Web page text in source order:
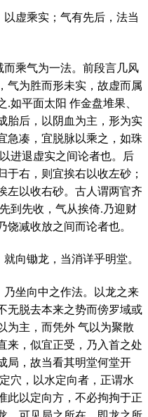
虚乘实；气有先后，法当
乘气为一法。前段言几风
气为胜而形未实，故虚而属
如平面太阳 作金盘堆果、
胎后，以阴血为主，形为实
急凑，宜脱脉以乘之，如珠
进退虚实之间论者也。后
右，则宜挨右以收左砂；
左以收右砂。古人谓两官齐
到先收，气从挨倚.乃迎财
减收放之间而论者也。
向锄龙，当消详乎明堂。
坐向中之作法。以龙之来
无脱去本来之势而傍罗域或
为主，而凭外 气以为聚散
来，似宜正受，乃入首之处
局，故当看其明堂何堂开
穴，以水定向者，正谓水
此以定向方，不必拘拘于正